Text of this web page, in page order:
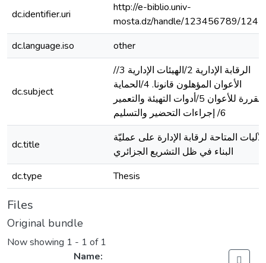
dc.identifier.uri
http://e-biblio.univ-
mosta.dz/handle/123456789/
dc.language.iso
other
dc.subject
/الرقابة الإدارية 2/الهيئات الإدارية 3/
الأعوان المؤهلون قانونا. 4/الحماية
المقررة للأعوان 5/أدوات التهيئة والتعمير
6/ إجراءات التحضير والتسليم
dc.title
الآلیات المتاحة لرقابة الإدارة على عملیّة
البناء في ظل التشريع الجزائري
dc.type
Thesis
Files
Original bundle
Now showing 1 - 1 of 1
Name: